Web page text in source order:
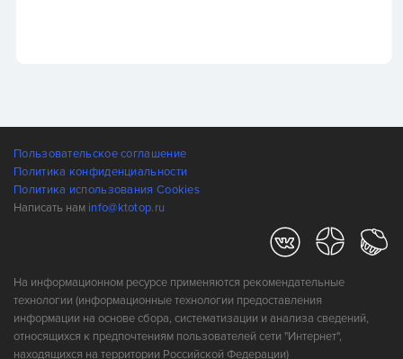
Пользовательское соглашение
Политика конфиденциальности
Политика использования Cookies
Написать нам info@ktotop.ru
На информационном ресурсе применяются рекомендательные
технологии (информационные технологии предоставления
информации на основе сбора, систематизации и анализа сведений,
относящихся к предпочтениям пользователей сети "Интернет",
находящихся на территории Российской Федерации)